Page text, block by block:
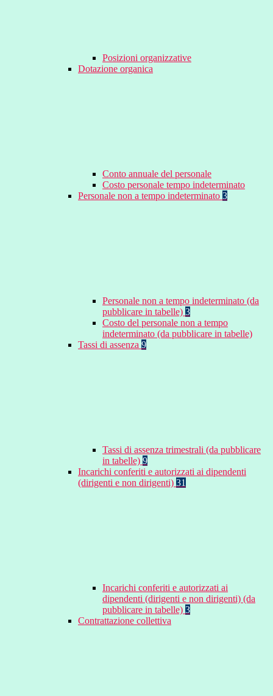
Posizioni organizzative
Dotazione organica
Conto annuale del personale
Costo personale tempo indeterminato
Personale non a tempo indeterminato 3
Personale non a tempo indeterminato (da
pubblicare in tabelle) 3
Costo del personale non a tempo
indeterminato (da pubblicare in tabelle)
Tassi di assenza 9
Tassi di assenza trimestrali (da pubblicare
in tabelle) 9
Incarichi conferiti e autorizzati ai dipendenti
(dirigenti e non dirigenti) 31
Incarichi conferiti e autorizzati ai
dipendenti (dirigenti e non dirigenti) (da
pubblicare in tabelle) 3
Contrattazione collettiva